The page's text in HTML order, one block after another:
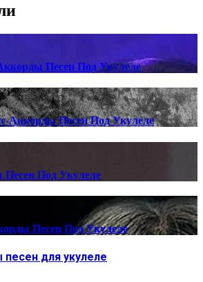
Песен Под Укулеле
Аккорды Песен Под Укулеле
Под Укулеле
Песен Под Укулеле
для укулеле